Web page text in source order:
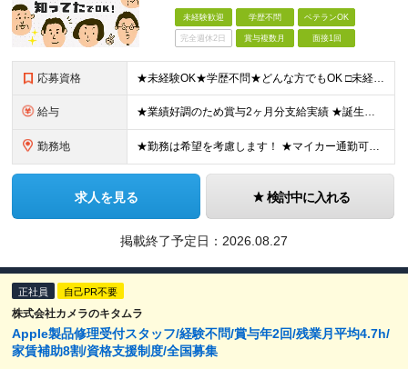
未経験歓迎 学歴不問 ベテランOK
完全週休2日 賞与複数月 面接1回
応募資格 ★未経験OK★学歴不問★どんな方でもOK □未経験・第二新卒・フリーター □ブランクがある方 □転職回数が気になる方 □飲食業界にチャレンジしたい方 「やってみたい」という気持ちがあれば、皆さん大
給与 ★業績好調のため賞与2ヶ月分支給実績 ★誕生日手当など手当充実 ★年2回昇給チャンス有＆入社1年で店長昇格可 ★残業代全額支給（1分単位で支給） 【週休3日制の場合】 月給25万8,960円以上（固
勤務地 ★勤務は希望を考慮します！ ★マイカー通勤可（駐車場完備） ★全国の各店舗で募集中！続々出店予定！ ～国内300店舗、47都道府県への展開を目標に出店中！～ ▼積極採用地域▼ ・中部（富山、石川、
求人を見る 検討中に入れる
掲載終了予定日： 2026.08.27
正社員 自己PR不要
株式会社カメラのキタムラ
Apple製品修理受付スタッフ/経験不問/賞与年2回/残業月平均4.7h/
家賃補助8割/資格支援制度/全国募集